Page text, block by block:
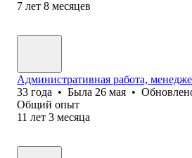
7 лет 8 месяцев
Административная работа,
33 года • Была 26 мая •
Общий опыт
11 лет 3 месяца